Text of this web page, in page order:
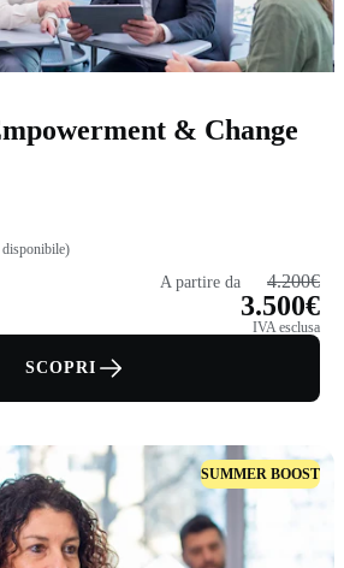
& Change
disponibile)
A partire da 4.200€
3.500€
IVA esclusa
SCOPRI
SUMMER BOOST